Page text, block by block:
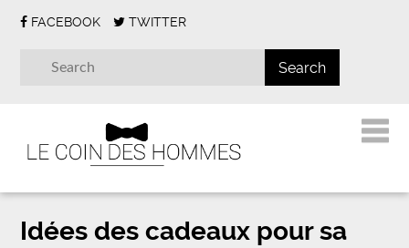
FACEBOOK TWITTER
Idées des cadeaux pour sa